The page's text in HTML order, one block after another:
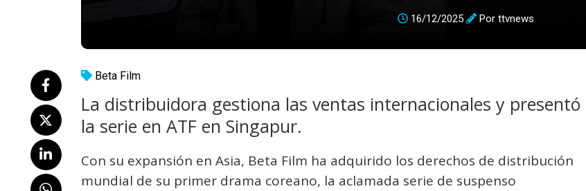
16/12/2025 Por ttvnews
Beta Film
La distribuidora gestiona las ventas internacionales y presentó
la serie en ATF en Singapur.
Con su expansión en Asia, Beta Film ha adquirido los derechos de distribución
mundial de su primer drama coreano, la aclamada serie de suspenso